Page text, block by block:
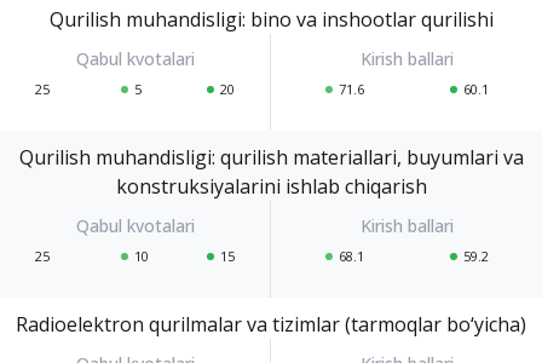
Qurilish muhandisligi: bino va inshootlar qurilishi
25 5 20 71.6 60.1
Qurilish muhandisligi: qurilish materiallari, buyumlari va
konstruksiyalarini ishlab chiqarish
25 10 15 68.1 59.2
Radioelektron qurilmalar va tizimlar (tarmoqlar bo‘yicha)